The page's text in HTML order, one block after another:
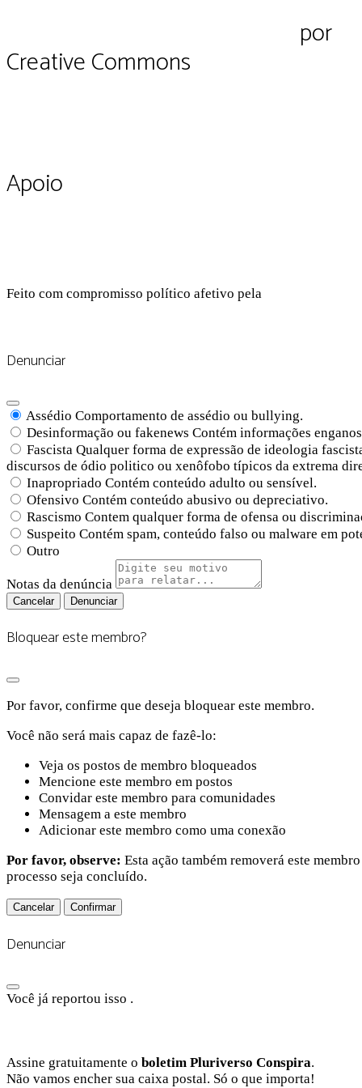
por
Creative Commons
Apoio
Feito com compromisso político afetivo pela
Denunciar
Assédio Comportamento de assédio ou bullying.
Desinformação ou fakenews Contém informações
Fascista Qualquer forma de expressão de ideologia
discursos de ódio politico ou xenôfobo típicos da extrema
Inapropriado Contém conteúdo adulto ou sensível.
Ofensivo Contém conteúdo abusivo ou depreciativo.
Rascismo Contem qualquer forma de ofensa ou
Suspeito Contém spam, conteúdo falso ou malware em
Outro
Notas da denúncia
Denunciar
Bloquear este membro?
Por favor, confirme que deseja bloquear este membro.
Você não será mais capaz de fazê-lo:
Veja os postos de membro bloqueados
Mencione este membro em postos
Convidar este membro para comunidades
Mensagem a este membro
Adicionar este membro como uma conexão
Por favor, observe: Esta ação também removerá este
processo seja concluído.
Confirmar
Denunciar
Você já reportou isso .
Assine gratuitamente o boletim Pluriverso Conspira.
Não vamos encher sua caixa postal. Só o que importa!